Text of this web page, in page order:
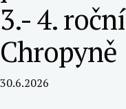
3.- 4.
Chropyně
30.6.2026